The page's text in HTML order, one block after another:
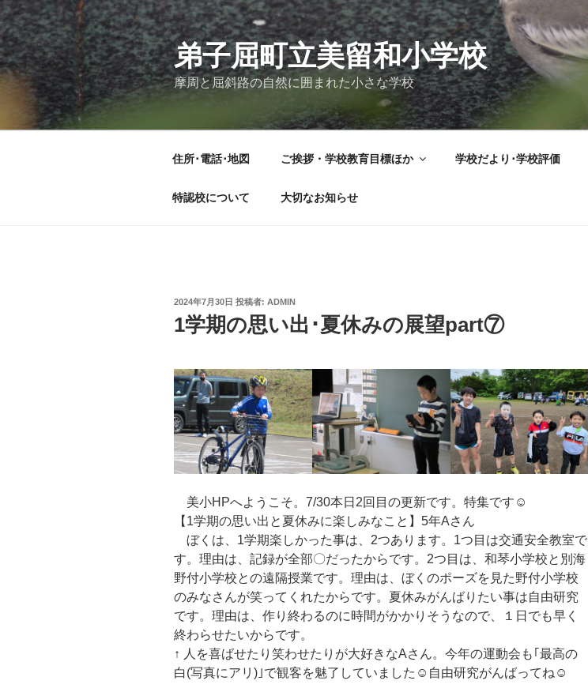
コ
ン
テ
ン
ツ
弟子屈町立美留和小学校
摩周と屈斜路の自然に囲まれた小さな学校
住所･電話･地図 ご挨拶・学校教育目標ほか 学校だより･学校評価
特認校について 大切なお知らせ
投
2024年7月30日 投稿者: ADMIN
1学期の思い出･夏休みの展望part⑦
美小HPへようこそ。7/30本日2回目の更新です。特集です☺
【1学期の思い出と夏休みに楽しみなこと】5年Aさん
ぼくは、1学期楽しかった事は、2つあります。1つ目は交通安全教室で
す。理由は、記録が全部〇だったからです。2つ目は、和琴小学校と別海
野付小学校との遠隔授業です。理由は、ぼくのポーズを見た野付小学校
のみなさんが笑ってくれたからです。夏休みがんばりたい事は自由研究
です。理由は、作り終わるのに時間がかかりそうなので、１日でも早く
終わらせたいからです。
↑ 人を喜ばせたり笑わせたりが大好きなAさん。今年の運動会も｢最高の
白(写真にアリ)｣で観客を魅了していました☺自由研究がんばってね☺